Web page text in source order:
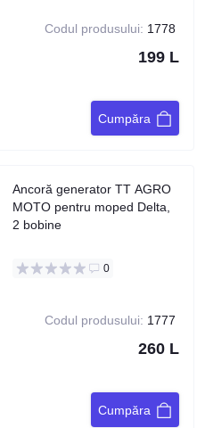
Codul produsului: 1778
199 L
Cumpăra
Ancoră generator TT AGRO
MOTO pentru moped Delta,
2 bobine
0
Codul produsului: 1777
260 L
Cumpăra